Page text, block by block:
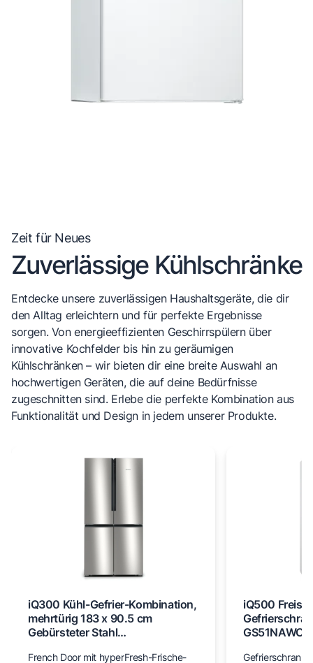
Zeit für Neues
Zuverlässige Kühlschränke
Entdecke unsere zuverlässigen Haushaltsgeräte, die dir
den Alltag erleichtern und für perfekte Ergebnisse
sorgen. Von energieeffizienten Geschirrspülern über
innovative Kochfelder bis hin zu geräumigen
Kühlschränken – wir bieten dir eine breite Auswahl an
hochwertigen Geräten, die auf deine Bedürfnisse
zugeschnitten sind. Erlebe die perfekte Kombination aus
Funktionalität und Design in jedem unserer Produkte.
iQ300 Kühl-Gefrier-Kombination,
mehrtürig 183 x 90.5 cm
Gebürsteter Stahl
KF96NVPEA
French Door mit hyperFresh-Frische-
iQ500
GS51NAWCV
Gefrierschrank